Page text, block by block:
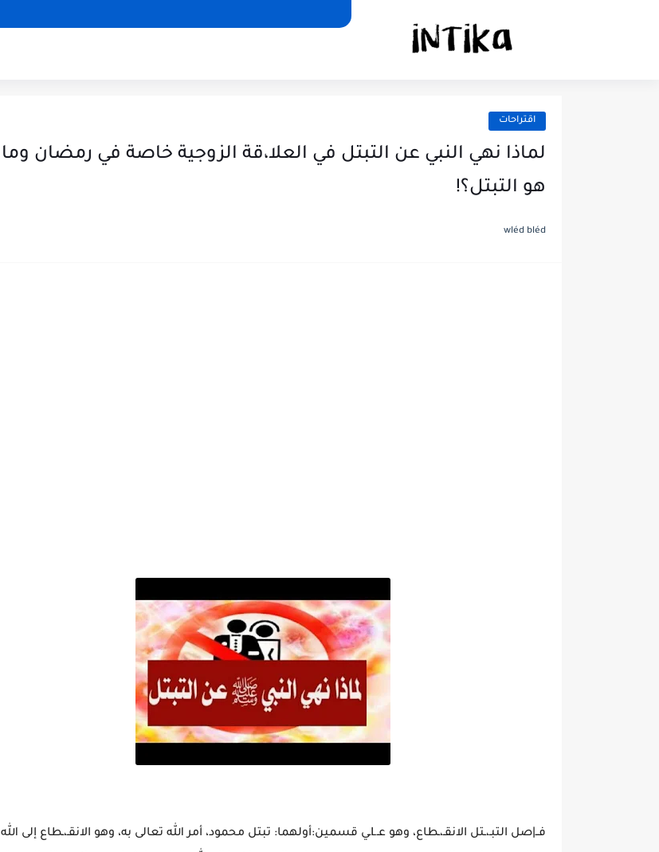
اقتراحات
لماذا نهي النبي عن التبتل في العلا،قة الزوجية خاصة في رمضان وما
هو التبتل؟!
wléd bléd
فــ|صل التبـ،ـتل الانقـ،ـطاع، وهو عـLـي قسمين:أولهما: تبتل محمود، أمر الله تعالى به، وهو الانقـ،ـطاع إلى الله